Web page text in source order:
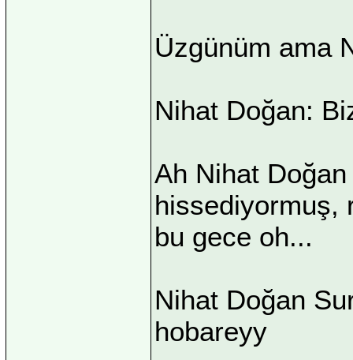
Üzgünüm ama
Nihat Doğan:
Ah Nihat
hissediyormuş,
bu gece oh...
Nihat Doğan
hobareyy